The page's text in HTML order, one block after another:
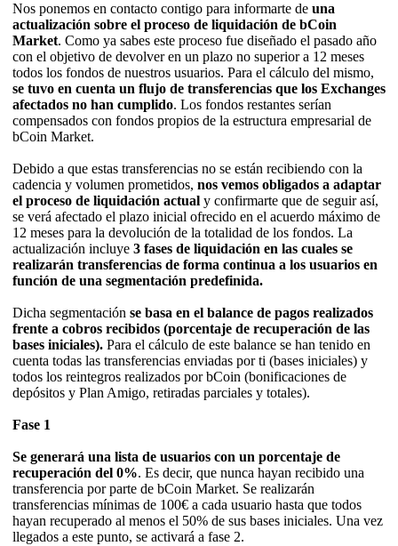
Nos ponemos en contacto contigo para informarte de una
actualización sobre el proceso de liquidación de bCoin
Market. Como ya sabes este proceso fue diseñado el pasado año
con el objetivo de devolver en un plazo no superior a 12 meses
todos los fondos de nuestros usuarios. Para el cálculo del mismo,
se tuvo en cuenta un flujo de transferencias que los Exchanges
afectados no han cumplido. Los fondos restantes serían
compensados con fondos propios de la estructura empresarial de
bCoin Market.
Debido a que estas transferencias no se están recibiendo con la
cadencia y volumen prometidos, nos vemos obligados a adaptar
el proceso de liquidación actual y confirmarte que de seguir así,
se verá afectado el plazo inicial ofrecido en el acuerdo máximo de
12 meses para la devolución de la totalidad de los fondos. La
actualización incluye 3 fases de liquidación en las cuales se
realizarán transferencias de forma continua a los usuarios en
función de una segmentación predefinida.
Dicha segmentación se basa en el balance de pagos realizados
frente a cobros recibidos (porcentaje de recuperación de las
bases iniciales). Para el cálculo de este balance se han tenido en
cuenta todas las transferencias enviadas por ti (bases iniciales) y
todos los reintegros realizados por bCoin (bonificaciones de
depósitos y Plan Amigo, retiradas parciales y totales).
Fase 1
Se generará una lista de usuarios con un porcentaje de
recuperación del 0%. Es decir, que nunca hayan recibido una
transferencia por parte de bCoin Market. Se realizarán
transferencias mínimas de 100€ a cada usuario hasta que todos
hayan recuperado al menos el 50% de sus bases iniciales. Una vez
llegados a este punto, se activará a fase 2.